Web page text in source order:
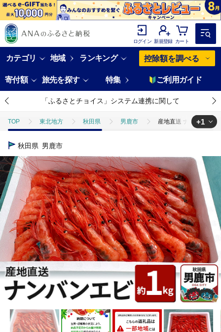
ログイン 新規登録 カート
カテゴリ 地域 ランキング 控除額を調べる
寄付額 旅先を探す 特集 ご利用ガイド
「ふるさとチョイス」システム連携に関して
TOP 東北地方 秋田県 男鹿市 産地直送 ナンバンエ
TOP
+1
秋田県 男鹿市